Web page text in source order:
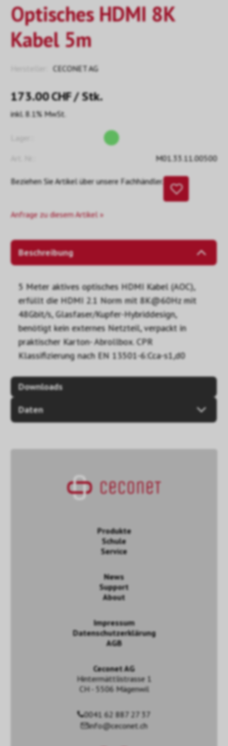
Optisches HDMI 8K
Kabel 5m
CECONET AG
173.00CHF/ Stk.
inkl. 8.1% MwSt.
M01.33.11.00500
Beziehen Sie Artikel über unsere Fachhändler.
Anfrage zu diesem Artikel »
Beschreibung
5 Meter aktives optisches HDMI Kabel (AOC),
erfüllt die HDMI 2.1 Norm mit 8K@60Hz mit
48Gbit/s, Glasfaser/Kupfer-Hybriddesign,
benötigt kein externes Netzteil, verpackt in
praktischer Karton- Abrollbox. CPR
Klassifizierung nach EN 13501-6:Cca-s1,d0
Downloads
Daten
Produkte
Schule
Service
News
Support
About
Impressum
Datenschutzerklärung
AGB
Ceconet AG
Hintermättlistrasse 1
CH - 5506 Mägenwil
0041 62 887 27 37
info@ceconet.ch